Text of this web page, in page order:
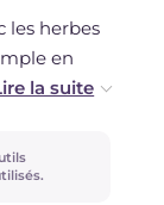
également
2-3
les herbes
en
la pâte
selon
de